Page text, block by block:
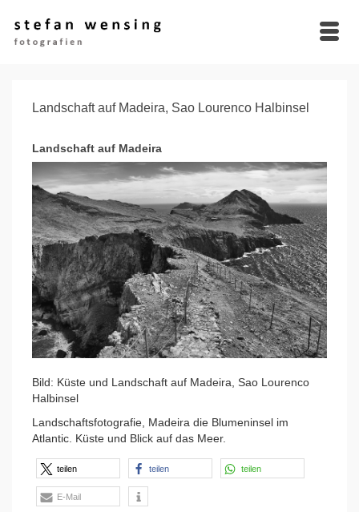
Landschaft auf Madeira, Sao Lourenco Halbinsel
Landschaft auf Madeira
Bild: Küste und Landschaft auf Madeira, Sao Lourenco
Halbinsel
Landschaftsfotografie, Madeira die Blumeninsel im
Atlantic. Küste und Blick auf das Meer.
teilen teilen teilen
E-Mail